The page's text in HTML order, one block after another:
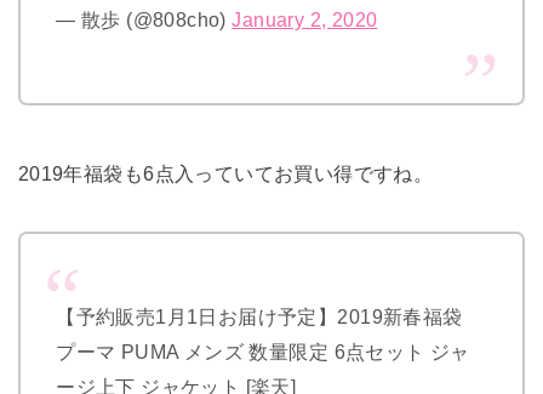
— 散歩 (@808cho)January 2, 2020
2019年福袋も6点入っていてお買い得ですね。
【予約販売1月1日お届け予定】2019新春福袋
プーマ PUMA メンズ 数量限定 6点セット ジャ
ージ上下 ジャケット [楽天]